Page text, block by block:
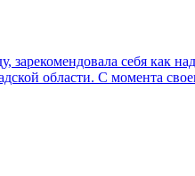
зарекомендовала себя как
области. С момента